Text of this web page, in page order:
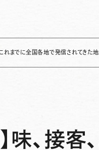
で発信されてきた地域情報を保存・
味、接客